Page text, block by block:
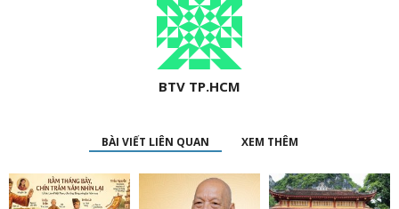
BTV TP.HCM
BÀI VIẾT LIÊN QUAN XEM THÊM